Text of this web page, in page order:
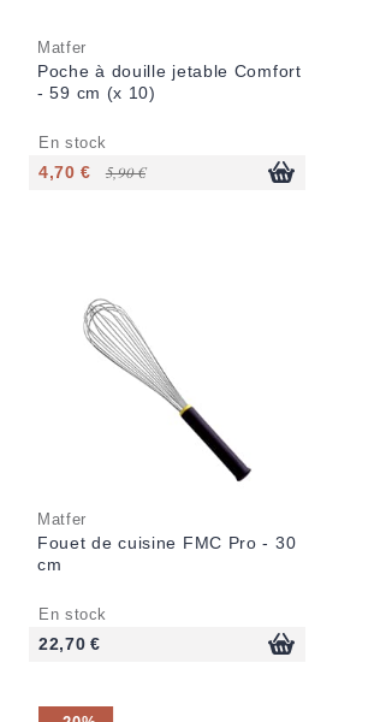
Matfer
Poche à douille jetable Comfort
- 59 cm (x 10)
En stock
4,70 € 5,90 €
Matfer
Fouet de cuisine FMC Pro - 30
cm
En stock
22,70 €